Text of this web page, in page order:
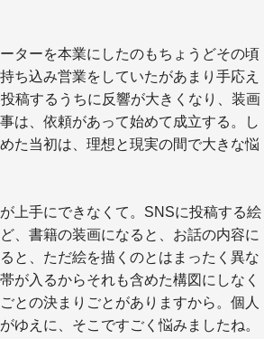
ターを本業にしたのもちょうどその頃
ち込み営業をしていたがあまり手応え
稿するうちに反響が大きくなり、装画
は、依頼があって始めて成立する。し
た当初は、理想と現実の間で大きな悩
上手にできなくて。SNSに投稿する絵
、書籍の装画になると、お話の内容に
と、ただ絵を描くのとはまったく異な
が入るからそれも含めた構図にしなく
との決まりごとがありますから。個人
ゆえに、そこですごく悩みましたね。